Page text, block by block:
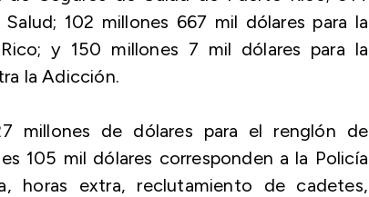
102 millones 667 mil dólares para la
y 150 millones 7 mil dólares para la
la Adicción.
millones de dólares para el renglón de
105 mil dólares corresponden a la Policía
horas extra, reclutamiento de cadetes,